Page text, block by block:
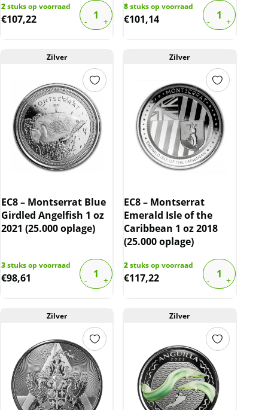
2stuks op voorraad
€107,22
8stuks op voorraad
€101,14
Zilver
EC8 – Montserrat Blue
Girdled Angelfish 1 oz
2021 (25.000 oplage)
3stuks op voorraad
€98,61
Zilver
EC8 – Montserrat
Emerald Isle of the
Caribbean 1 oz 2018
(25.000 oplage)
2stuks op voorraad
€117,22
Zilver Zilver